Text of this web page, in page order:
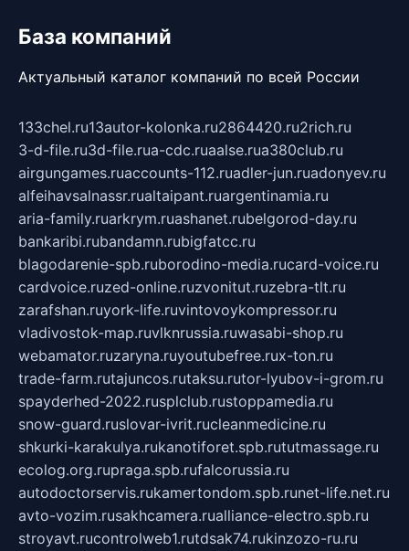
База компаний
Актуальный каталог компаний по всей России
133chel.ru13autor-kolonka.ru2864420.ru2rich.ru
3-d-file.ru3d-file.rua-cdc.ruaalse.rua380club.ru
airgungames.ruaccounts-112.ruadler-jun.ruadonyev.ru
alfeihavsalnassr.rualtaipant.ruargentinamia.ru
aria-family.ruarkrym.ruashanet.rubelgorod-day.ru
bankaribi.rubandamn.rubigfatcc.ru
blagodarenie-spb.ruborodino-media.rucard-voice.ru
cardvoice.ruzed-online.ruzvonitut.ruzebra-tlt.ru
zarafshan.ruyork-life.ruvintovoykompressor.ru
vladivostok-map.ruvlknrussia.ruwasabi-shop.ru
webamator.ruzaryna.ruyoutubefree.rux-ton.ru
trade-farm.rutajuncos.rutaksu.rutor-lyubov-i-grom.ru
spayderhed-2022.rusplclub.rustoppamedia.ru
snow-guard.ruslovar-ivrit.rucleanmedicine.ru
shkurki-karakulya.rukanotiforet.spb.rututmassage.ru
ecolog.org.rupraga.spb.rufalcorussia.ru
autodoctorservis.rukamertondom.spb.runet-life.net.ru
avto-vozim.rusakhcamera.rualliance-electro.spb.ru
stroyavt.rucontrolweb1.rutdsak74.rukinzozo-ru.ru